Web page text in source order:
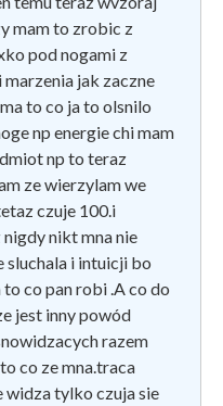
mam to zrobic z
pod nogami z
marzenia jak zaczne
to co ja to olsnilo
np energie chi mam
np to teraz
ze wierzylam we
czuje 100.i
nikt mna nie
sluchala i intuicji bo
co pan robi .A co do
jest inny powód
razem
co ze mna.traca
widza tylko czuja sie